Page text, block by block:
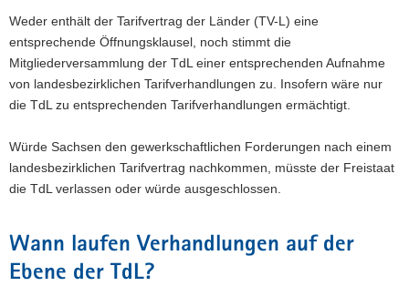
Weder enthält der Tarifvertrag der Länder (TV-L) eine
entsprechende Öffnungsklausel, noch stimmt die
Mitgliederversammlung der TdL einer entsprechenden Aufnahme
von landesbezirklichen Tarifverhandlungen zu. Insofern wäre nur
die TdL zu entsprechenden Tarifverhandlungen ermächtigt.
Würde Sachsen den gewerkschaftlichen Forderungen nach einem
landesbezirklichen Tarifvertrag nachkommen, müsste der Freistaat
die TdL verlassen oder würde ausgeschlossen.
Wann laufen Verhandlungen auf der
Ebene der TdL?